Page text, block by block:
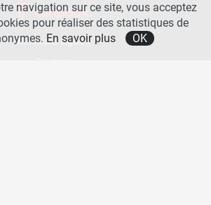
Mentions légales
navigation sur ce site, vous acceptez
pour réaliser des statistiques de
En savoir plus OK